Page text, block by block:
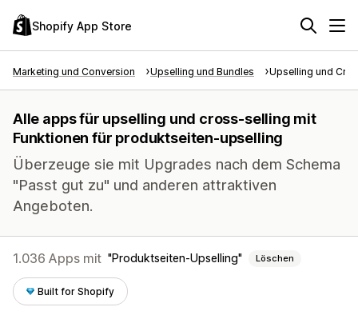
Shopify App Store
Marketing und Conversion Upselling und Bundles Upselling und
Alle apps für upselling und cross-selling mit
Funktionen für produktseiten-upselling
Überzeuge sie mit Upgrades nach dem Schema
"Passt gut zu" und anderen attraktiven
Angeboten.
1.036 Apps mit Produktseiten-Upselling Löschen
Built for Shopify